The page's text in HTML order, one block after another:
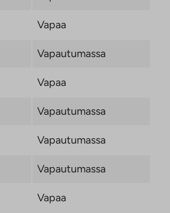
Vapaa
Vapautumassa
Vapaa
Vapautumassa
Vapautumassa
Vapautumassa
Vapaa